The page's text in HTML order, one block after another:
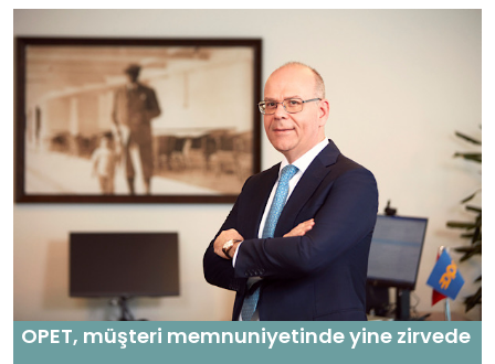
OPET, müşteri memnuniyetinde yine zirvede